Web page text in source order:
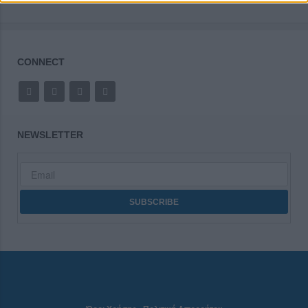
CONNECT
NEWSLETTER